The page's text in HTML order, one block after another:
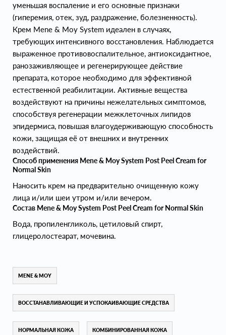
уменьшая воспаление и его основные признаки
(гиперемия, отек, зуд, раздражение, болезненность).
Крем Mene & Moy System идеален в случаях,
требующих интенсивного восстановления. Наблюдается
выраженное противовоспалительное, антиоксидантное,
ранозаживляющее и регенерирующее действие
препарата, которое необходимо для эффективной
естественной реабилитации. Активные вещества
воздействуют на причины нежелательных симптомов,
способствуя регенерации межклеточных липидов
эпидермиса, повышая влагоудерживающую способность
кожи, защищая её от внешних и внутренних
воздействий.
Способ применения Mene & Moy System Post Peel Cream for
Normal Skin
Наносить крем на предварительно очищенную кожу
лица и/или шеи утром и/или вечером.
Состав Mene & Moy System Post Peel Cream for Normal Skin
Вода, пропиленгликоль, цетиловый спирт,
глицеролостеарат, мочевина.
MENE & MOY
ВОССТАНАВЛИВАЮЩИЕ И УСПОКАИВАЮЩИЕ СРЕДСТВА
НОРМАЛЬНАЯ КОЖА КОМБИНИРОВАННАЯ КОЖА